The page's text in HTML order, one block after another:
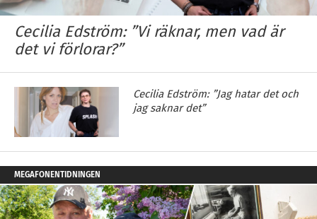
Cecilia Edström: ”Vi räknar, men vad är
det vi förlorar?”
Cecilia Edström: ”Jag hatar det och
jag saknar det”
MEGAFONENTIDNINGEN